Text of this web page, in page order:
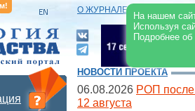
На нашем
Используя
Подробнее
О ЖУРНАЛЕ |
НОВОСТИ ПРОЕКТА
06.08.2026 РОП после
12 августа